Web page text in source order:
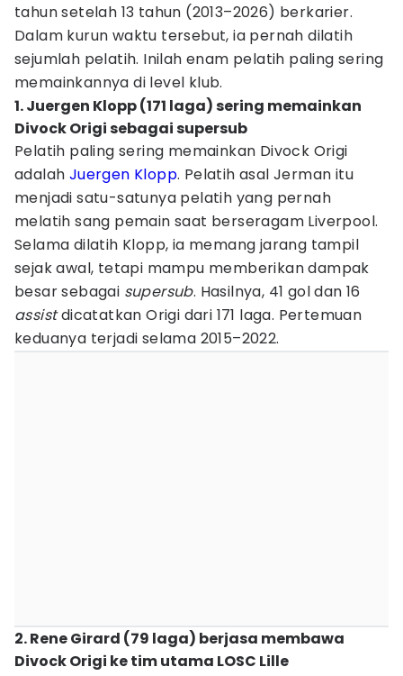
tahun setelah 13 tahun (2013–2026) berkarier.
Dalam kurun waktu tersebut, ia pernah dilatih
sejumlah pelatih. Inilah enam pelatih paling sering
memainkannya di level klub.
1. Juergen Klopp (171 laga) sering memainkan
Divock Origi sebagai supersub
Pelatih paling sering memainkan Divock Origi
adalah Juergen Klopp. Pelatih asal Jerman itu
menjadi satu-satunya pelatih yang pernah
melatih sang pemain saat berseragam Liverpool.
Selama dilatih Klopp, ia memang jarang tampil
sejak awal, tetapi mampu memberikan dampak
besar sebagai supersub. Hasilnya, 41 gol dan 16
assistdicatatkan Origi dari 171 laga. Pertemuan
keduanya terjadi selama 2015–2022.
2. Rene Girard (79 laga) berjasa membawa
Divock Origi ke tim utama LOSC Lille